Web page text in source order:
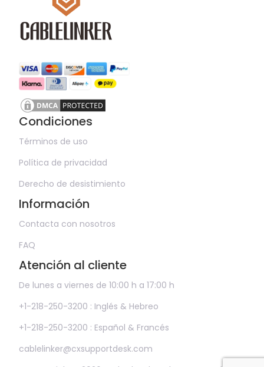
Condiciones
Términos de uso
Política de privacidad
Derecho de desistimiento
Información
Contacta con nosotros
FAQ
Atención al cliente
De lunes a viernes de 10:00 h a 17:00 h
+1-218-250-3200 : Inglés & Hebreo
+1-218-250-3200 : Español & Francés
cablelinker@cxsupportdesk.com